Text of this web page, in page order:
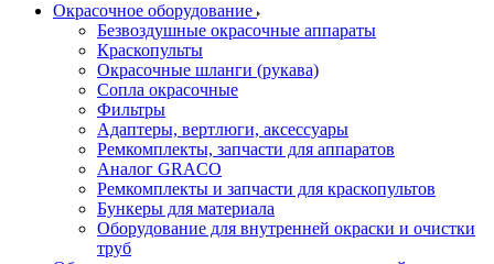
Окрасочное оборудование
Безвоздушные окрасочные аппараты
Краскопульты
Окрасочные шланги (рукава)
Сопла окрасочные
Фильтры
Адаптеры, вертлюги, аксессуары
Ремкомплекты, запчасти для аппаратов
Аналог GRACO
Ремкомплекты и запчасти для краскопультов
Бункеры для материала
Оборудование для внутренней окраски и очистки
труб